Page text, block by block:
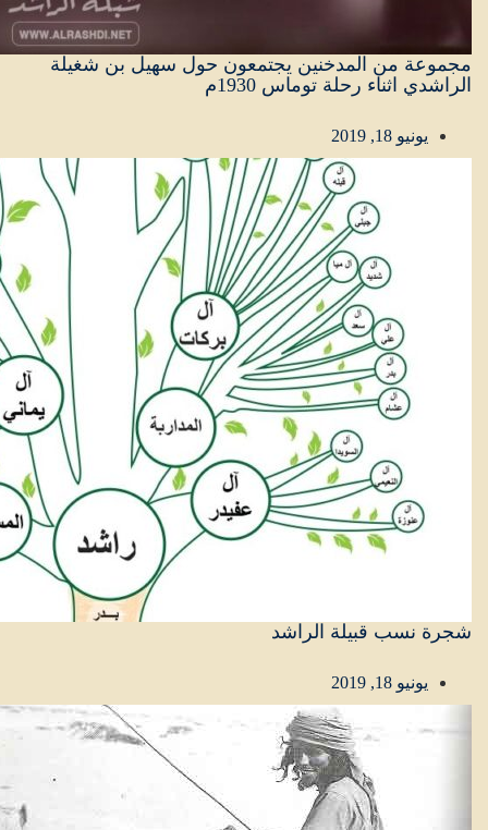
مجموعة من المدخنين يجتمعون حول سهيل بن شغيلة
الراشدي اثناء رحلة توماس 1930م
يونيو 18, 2019
شجرة نسب قبيلة الراشد
يونيو 18, 2019